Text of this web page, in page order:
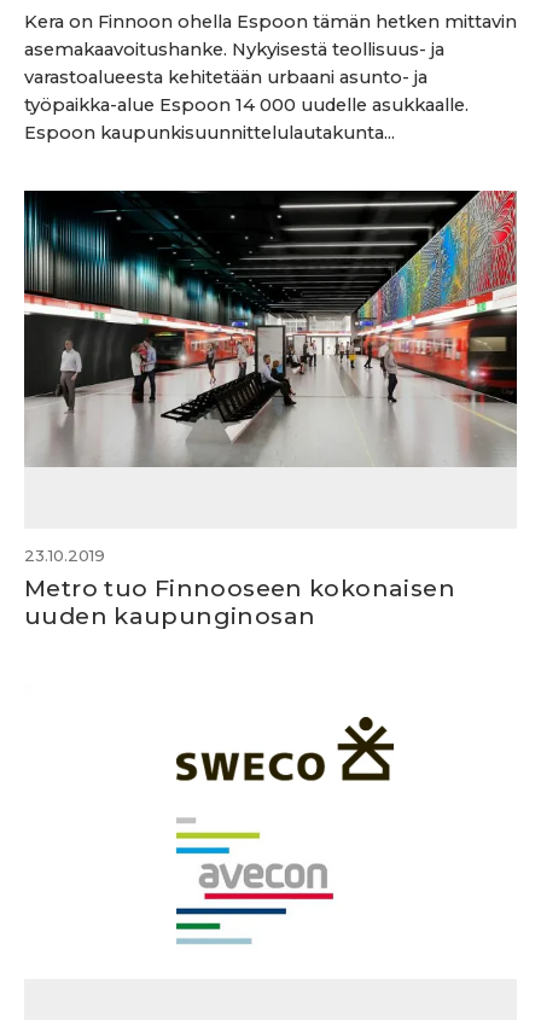
Kera on Finnoon ohella Espoon tämän hetken mittavin
asemakaavoitushanke. Nykyisestä teollisuus- ja
varastoalueesta kehitetään urbaani asunto- ja
työpaikka-alue Espoon 14 000 uudelle asukkaalle.
Espoon kaupunkisuunnittelulautakunta...
23.10.2019
Metro tuo Finnooseen kokonaisen
uuden kaupunginosan